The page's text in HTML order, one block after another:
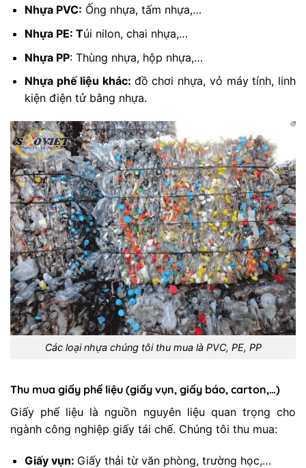
Nhựa PVC: Ống nhựa, tấm nhựa,…
Nhựa PE: Túi nilon, chai nhựa,…
Nhựa PP: Thùng nhựa, hộp nhựa,…
Nhựa phế liệu khác: đồ chơi nhựa, vỏ máy tính, linh
kiện điện tử bằng nhựa.
Các loại nhựa chúng tôi thu mua là PVC, PE, PP
Thu mua giấy phế liệu (giấy vụn, giấy báo, carton,…)
Giấy phế liệu là nguồn nguyên liệu quan trọng cho
ngành công nghiệp giấy tái chế. Chúng tôi thu mua:
Giấy vụn: Giấy thải từ văn phòng, trường học,…